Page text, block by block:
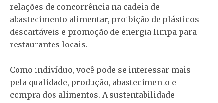
relações de concorrência na cadeia de
abastecimento alimentar, proibição de plásticos
descartáveis ​​e promoção de energia limpa para
restaurantes locais.
Como indivíduo, você pode se interessar mais
pela qualidade, produção, abastecimento e
compra dos alimentos. A sustentabilidade